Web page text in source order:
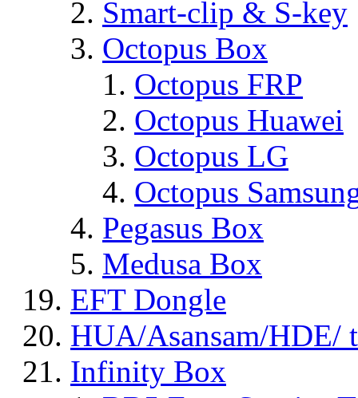
Smart-clip & S-key
Octopus Box
Octopus FRP
Octopus Huawei
Octopus LG
Octopus
Pegasus Box
Medusa Box
EFT Dongle
HUA/Asansam/HDE/
Infinity Box